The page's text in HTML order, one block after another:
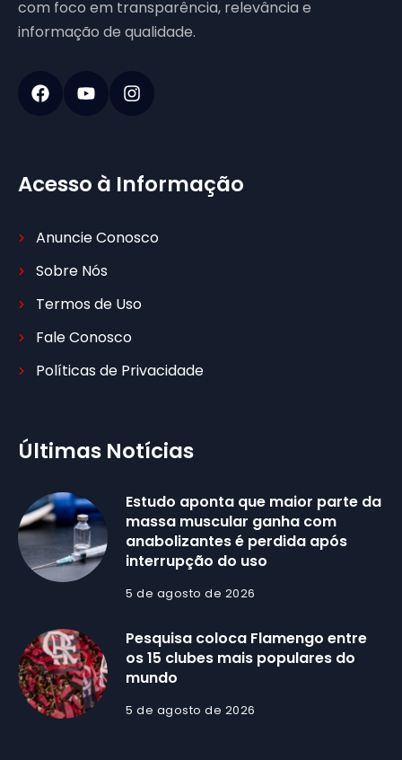
com foco em transparência, relevância e
informação de qualidade.
Acesso à Informação
Anuncie Conosco
Sobre Nós
Termos de Uso
Fale Conosco
Políticas de Privacidade
Últimas Notícias
Estudo aponta que maior parte da
massa muscular ganha com
anabolizantes é perdida após
interrupção do uso
5 de agosto de 2026
Pesquisa coloca Flamengo entre
os 15 clubes mais populares do
mundo
5 de agosto de 2026